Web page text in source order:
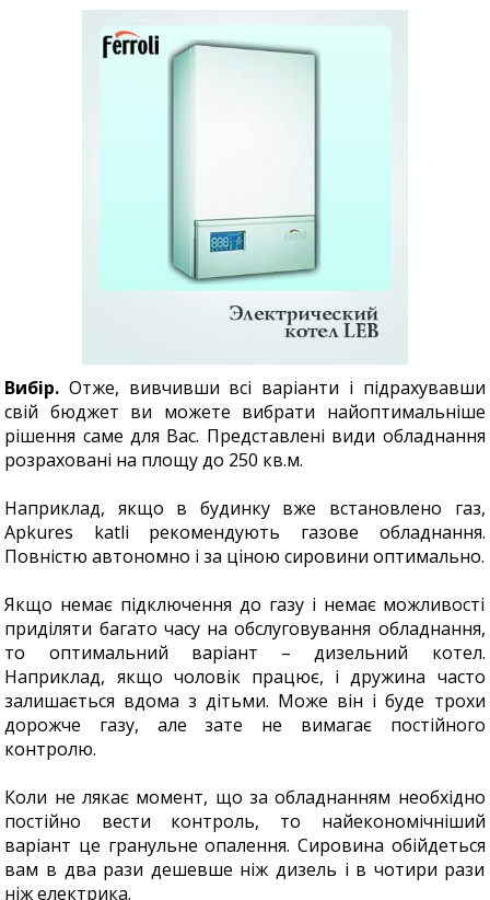
Вибір. Отже, вивчивши всі варіанти і підрахувавши
свій бюджет ви можете вибрати найоптимальніше
рішення саме для Вас. Представлені види обладнання
розраховані на площу до 250 кв.м.
Наприклад, якщо в будинку вже встановлено газ,
Apkures katli рекомендують газове обладнання.
Повністю автономно і за ціною сировини оптимально.
Якщо немає підключення до газу і немає можливості
приділяти багато часу на обслуговування обладнання,
то оптимальний варіант – дизельний котел.
Наприклад, якщо чоловік працює, і дружина часто
залишається вдома з дітьми. Може він і буде трохи
дорожче газу, але зате не вимагає постійного
контролю.
Коли не лякає момент, що за обладнанням необхідно
постійно вести контроль, то найекономічніший
варіант це гранульне опалення. Сировина обійдеться
вам в два рази дешевше ніж дизель і в чотири рази
ніж електрика.